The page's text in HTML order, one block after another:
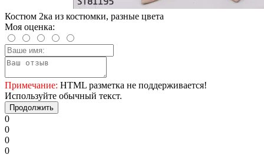
Костюм 2ка из костюмки, разные цвета
Моя оценка:
Примечание: HTML разметка не поддерживается!
Используйте обычный текст.
Продолжить
0
0
0
0